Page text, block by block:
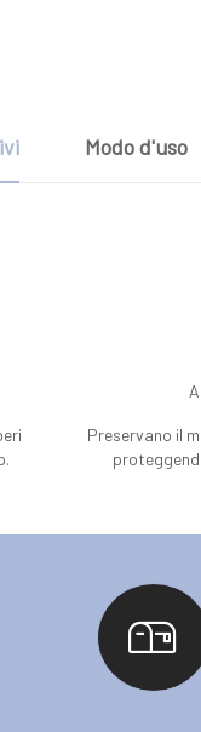
Modo d'uso
Preservano il